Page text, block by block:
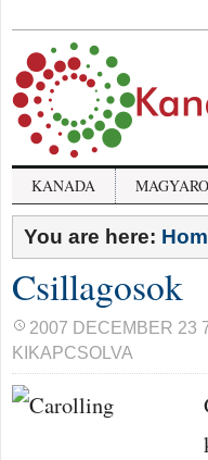
KANADA
You are here:
Csillagosok
2007 DECEMBER 23
KIKAPCSOLVA